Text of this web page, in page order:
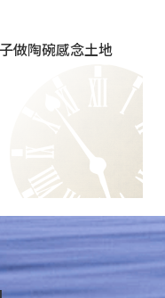
做陶碗感念土地